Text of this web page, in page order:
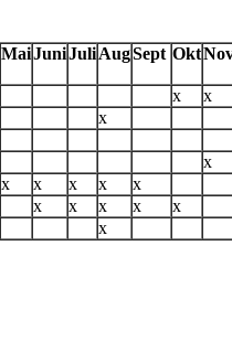
MaiJuniJuliAugSept OktN
x
x
x
x
x x x x
x
x x x x
x
x